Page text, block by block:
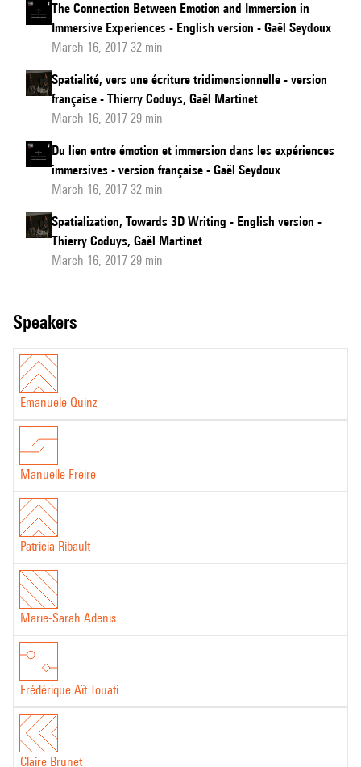
The Connection Between Emotion and Immersion in
Immersive Experiences - English version - Gaël Seydoux
March 16, 2017 32 min
Spatialité, vers une écriture tridimensionnelle - version
française - Thierry Coduys, Gaël Martinet
March 16, 2017 29 min
Du lien entre émotion et immersion dans les expériences
immersives - version française - Gaël Seydoux
March 16, 2017 32 min
Spatialization, Towards 3D Writing - English version -
Thierry Coduys, Gaël Martinet
March 16, 2017 29 min
speakers
Emanuele Quinz
Manuelle Freire
Patricia Ribault
Marie-Sarah Adenis
Frédérique Aït Touati
Claire Brunet